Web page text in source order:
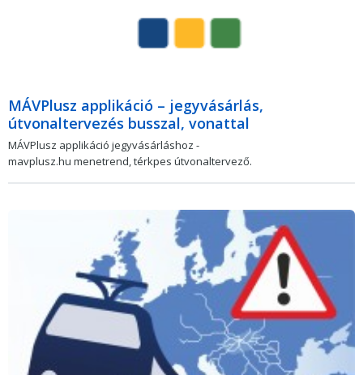
MÁVPlusz applikáció – jegyvásárlás,
útvonaltervezés busszal, vonattal
MÁVPlusz applikáció jegyvásárláshoz -
mavplusz.hu menetrend, térkpes útvonaltervező.